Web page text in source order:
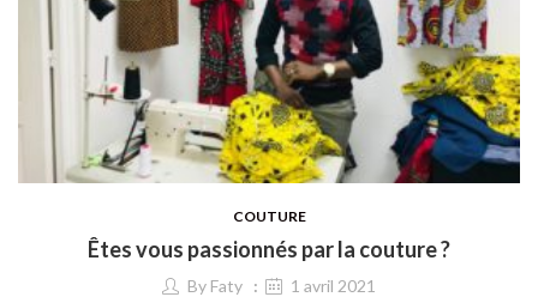
COUTURE
Êtes vous passionnés par la couture ?
By Faty 1 avril 2021